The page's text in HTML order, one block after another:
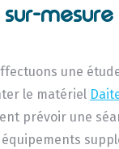
sur-
une
le matériel
prévoir une